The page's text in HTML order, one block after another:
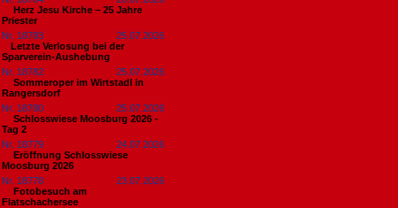
Herz Jesu Kirche – 25 Jahre
Priester
Nr. 18783
25.07.2026
​Letzte Verlosung bei der
Sparverein-Aushebung
Nr. 18782
25.07.2026
Sommeroper im Wirtstadl in
Rangersdorf
Nr. 18780
25.07.2026
Schlosswiese Moosburg 2026 -
Tag 2
Nr. 18779
24.07.2026
Eröffnung Schlosswiese
Moosburg 2026
Nr. 18778
23.07.2026
Fotobesuch am
Flatschachersee